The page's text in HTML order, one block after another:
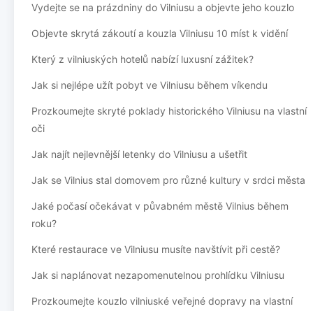
Vydejte se na prázdniny do Vilniusu a objevte jeho kouzlo
Objevte skrytá zákoutí a kouzla Vilniusu 10 míst k vidění
Který z vilniuských hotelů nabízí luxusní zážitek?
Jak si nejlépe užít pobyt ve Vilniusu během víkendu
Prozkoumejte skryté poklady historického Vilniusu na vlastní
oči
Jak najít nejlevnější letenky do Vilniusu a ušetřit
Jak se Vilnius stal domovem pro různé kultury v srdci města
Jaké počasí očekávat v půvabném městě Vilnius během
roku?
Které restaurace ve Vilniusu musíte navštívit při cestě?
Jak si naplánovat nezapomenutelnou prohlídku Vilniusu
Prozkoumejte kouzlo vilniuské veřejné dopravy na vlastní